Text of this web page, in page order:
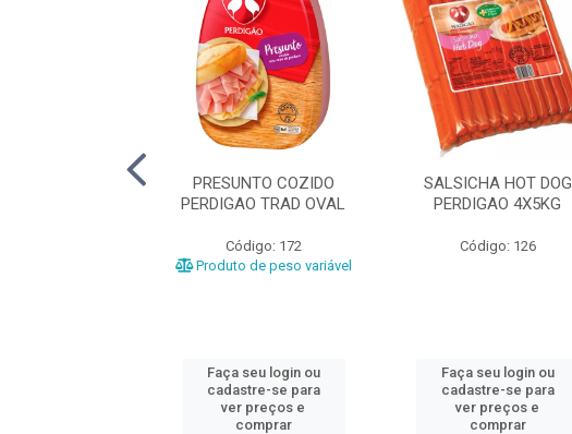
PRESUNTO COZIDO
PERDIGAO TRAD OVAL
Código: 172
Produto de peso variável
Faça seu login ou
cadastre-se para
ver preços e
comprar
SALSICHA HOT DOG
PERDIGAO 4X5KG
Código: 126
Faça seu login ou
cadastre-se para
ver preços e
comprar